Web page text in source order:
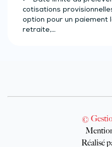
cotisations
option pour un
retraite,…
©
Réalisé